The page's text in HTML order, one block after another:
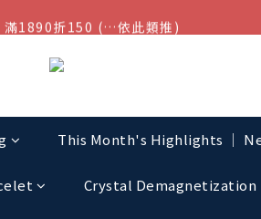
金額滿$1080超取免運
滿1890折150 (…依此類推)
This Month's Highlights │
Crystal Demagnetization